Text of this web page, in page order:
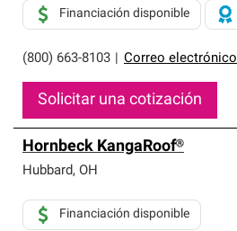
(800) 663-8103 Correo electrónico
Financiación disponible
Solicitar una cotización
Hornbeck KangaRoof®
Hubbard, OH
Financiación disponible